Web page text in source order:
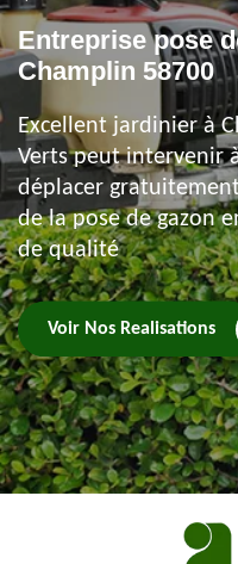
Entreprise pose
Champlin 58700
Excellent jardinier à
Verts peut intervenir
déplacer
de la pose de gazon
de qualité
Voir Nos Realisations